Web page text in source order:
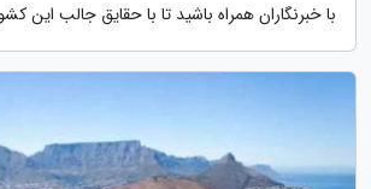
با خبرنگاران همراه باشید تا با حقایق جالب این